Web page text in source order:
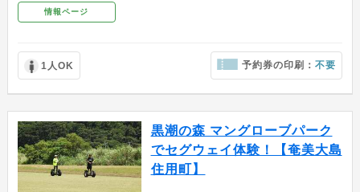
情報ページ
1人OK 予約券の印刷：不要
黒潮の森 マングローブパーク
でセグウェイ体験！【奄美大島
住用町】